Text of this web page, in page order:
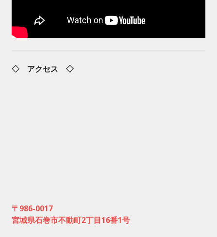
◇ アクセス ◇
〒986-0017
宮城県石巻市不動町2丁目16番1号